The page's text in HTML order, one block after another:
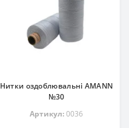
Нитки оздоблювальні AMANN
№30
Артикул:0036